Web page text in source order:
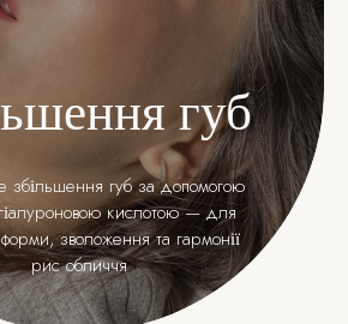
губ
збільшення губ за допомогою
кислотою — для
зволоження та гармонії
рис обличчя